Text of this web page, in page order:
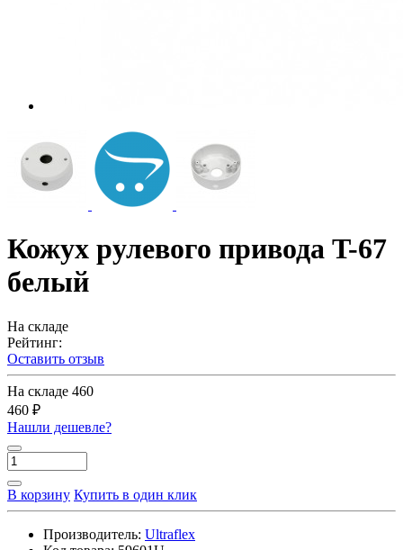
Кожух рулевого привода T-67
белый
На складе
Рейтинг:
Оставить отзыв
На складе 460
460 ₽
Нашли дешевле?
В корзину Купить в один клик
Производитель: Ultraflex